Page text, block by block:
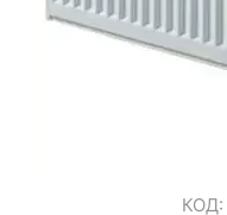
КОД: